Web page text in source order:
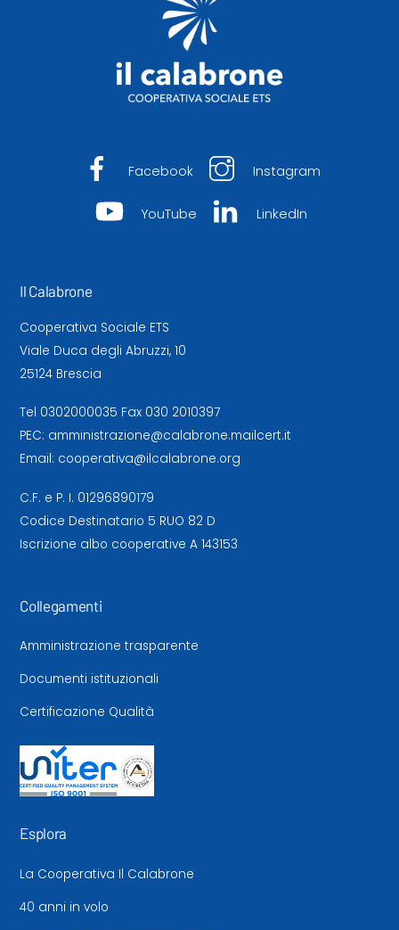
Facebook Instagram
YouTube LinkedIn
Il Calabrone
Cooperativa Sociale ETS
Viale Duca degli Abruzzi, 10
25124 Brescia
Tel 0302000035 Fax 030 2010397
PEC: amministrazione@calabrone.mailcert.it
Email: cooperativa@ilcalabrone.org
C.F. e P. I. 01296890179
Codice Destinatario 5 RUO 82 D
Iscrizione albo cooperative A 143153
Collegamenti
Amministrazione trasparente
Documenti istituzionali
Certificazione Qualità
Esplora
La Cooperativa Il Calabrone
40 anni in volo